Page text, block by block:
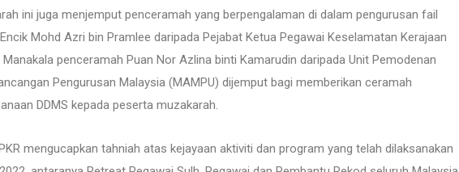
ini juga menjemput penceramah yang berpengalaman di dalam pengurusan fail
Mohd Azri bin Pramlee daripada Pejabat Ketua Pegawai Keselamatan Kerajaan
Manakala penceramah Puan Nor Azlina binti Kamarudin daripada Unit Pemodenan
Pengurusan Malaysia (MAMPU) dijemput bagi memberikan ceramah
DDMS kepada peserta muzakarah.
mengucapkan tahniah atas kejayaan aktiviti dan program yang telah dilaksanakan